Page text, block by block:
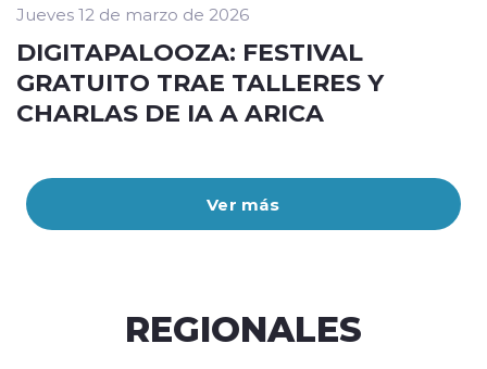
Ver más
Jueves 12 de marzo de 2026
DIGITAPALOOZA: FESTIVAL
GRATUITO TRAE TALLERES Y
CHARLAS DE IA A ARICA
REGIONALES